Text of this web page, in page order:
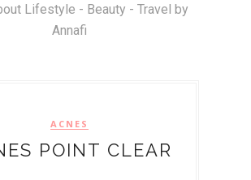
Lifestyle - Beauty - Travel by
Annafi
ACNES
POINT CLEAR